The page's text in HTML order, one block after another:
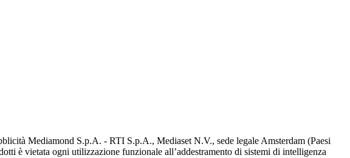
Mediamond S.p.A. - RTI S.p.A., Mediaset N.V., sede legale Amsterdam (Paesi
è vietata ogni utilizzazione funzionale all’addestramento di sistemi di intelligenza